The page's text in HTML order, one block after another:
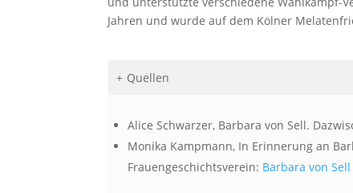
Jahren und wurde auf dem Kölner
Quellen
Alice Schwarzer, Barbara von Sell.
Monika Kampmann, In Erinnerung an
Frauengeschichtsverein: Barbara von